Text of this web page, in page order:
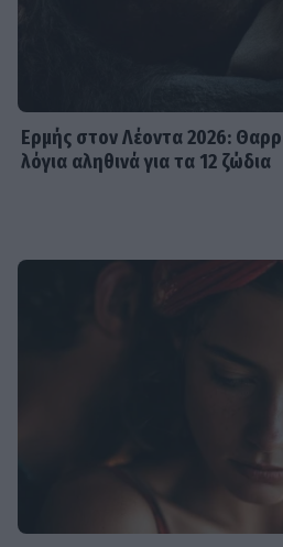
Ερμής στον Λέοντα 2026:
λόγια αληθινά για τα 12 ζώδια